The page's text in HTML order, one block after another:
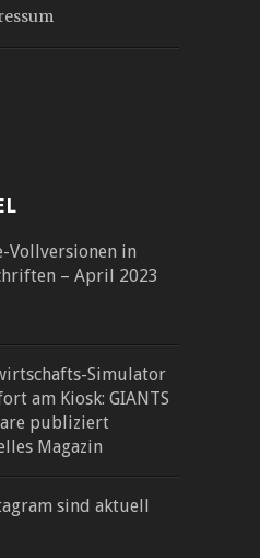
Vollversionen in
– April 2023
Simulator
am Kiosk: GIANTS
publiziert
Magazin
sind aktuell